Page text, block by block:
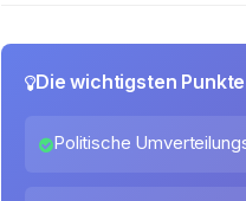
Die wichtigsten
Politische